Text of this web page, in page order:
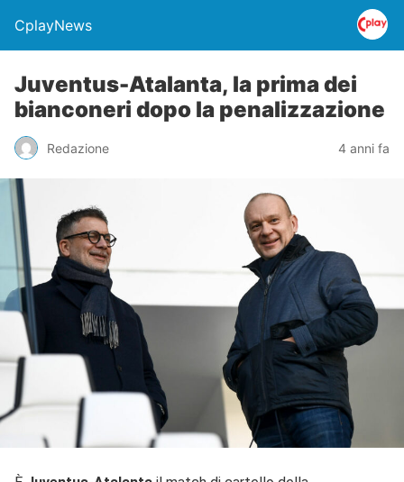
CplayNews
Juventus-Atalanta, la prima dei
bianconeri dopo la penalizzazione
Redazione 4 anni fa